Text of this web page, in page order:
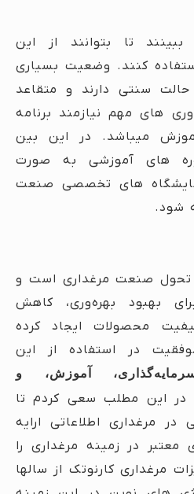
تا بتوانند از این
کنند. وضعیت بسیاری
سنتی دارند و متقاعد
های مهم نیازمند برنامه
میباشد. در این بین
های آموزشی به صورت
های تخصصی صنعت
شود.
صنعت مرغداری است و
بهبود بهره‌وری، کاهش
محصولات ایجاد کرده
در استفاده از این
آموزش، و
این مطلب سعی کردم تا
مرغداری اطلاعاتی ارایه
معتبر در زمینه مرغداری را
مرغداری کارنوتک از سالها